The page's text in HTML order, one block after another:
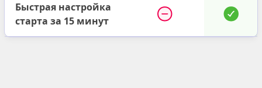
Быстрая настройка
старта за 15 минут